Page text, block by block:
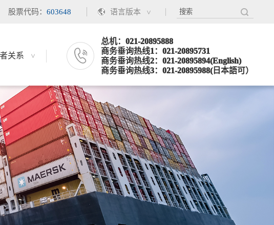
股票代码： 603648 语言版本
关系
总机：021-20895888
商务垂询热线1：021-20895731
商务垂询热线2：021-20895894(English)
商务垂询热线3：021-20895988(日本語可）